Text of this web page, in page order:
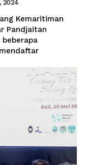
2024
Kemaritiman
Pandjaitan